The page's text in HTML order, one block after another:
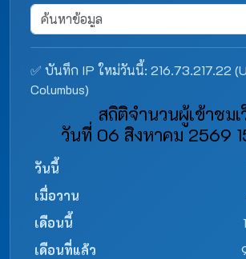
✅ บันทึก IP ใหม่วันนี้: 216.73.217.22
Columbus)
สถิติจำนวนผู้เข้าชมเ
วันที่ 06 สิงหาคม 2569
วันนี้
เมื่อวาน
เดือนนี้
เดือนที่แล้ว